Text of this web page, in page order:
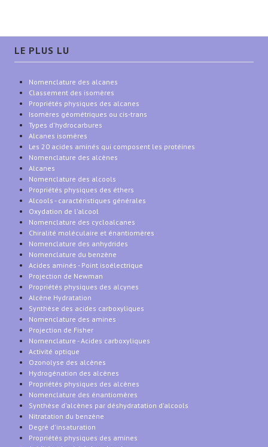
LE PLUS LU
Nomenclature des alcanes
Classement des isomères
Propriétés physiques des alcanes
Isomères géométriques ou cis-trans
Types d'hydrocarbures
Alcanes isomères
Les 20 acides aminés qui composent les protéines
Nomenclature des alcènes
Alcanes
Nomenclature des alcools
Propriétés physiques des éthers
Alcools - caractéristiques générales
Oxydation de l'alcool
Nomenclature des cycloalcanes
Chiralité moléculaire et énantiomères
Nomenclature des anhydrides
Nomenclature du benzène
Acides aminés - Point isoélectrique
Projection de Newman
Propriétés physiques des alcynes
Alcène Hydratation
Synthèse des acides carboxyliques
Nomenclature des amines
Projection de Fisher
Nomenclature - Acides carboxyliques
Activité optique
Ozonolyse des alcènes
Hydrogénation des alcènes
Propriétés physiques des alcènes
Nomenclature des énantiomères
Synthèse d'alcènes par déshydratation d'alcools
Nitratation du benzène
Degré d'insaturation
Propriétés physiques des amines